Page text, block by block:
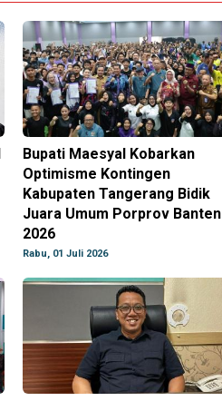
Bupati Maesyal Kobarkan
Optimisme Kontingen
Kabupaten Tangerang Bidik
Juara Umum Porprov Banten
2026
Rabu, 01 Juli 2026